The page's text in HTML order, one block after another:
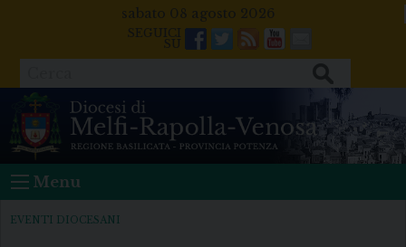
sabato 08 agosto 2026
Facebook
Twitter
FeedsYoutube
Mail
Menu
EVENTI DIOCESANI